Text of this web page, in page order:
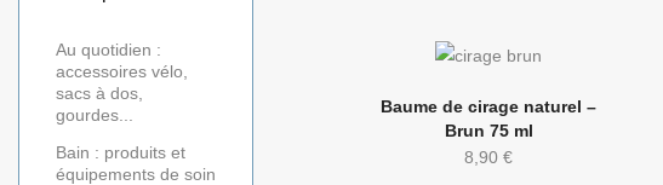
Baume de cirage naturel –
Brun 75 ml
8,90€
Au quotidien :
accessoires vélo,
sacs à dos,
gourdes...
Bain : produits et
équipements de soin